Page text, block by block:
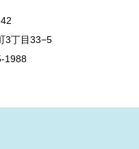
3丁目33−5
1988